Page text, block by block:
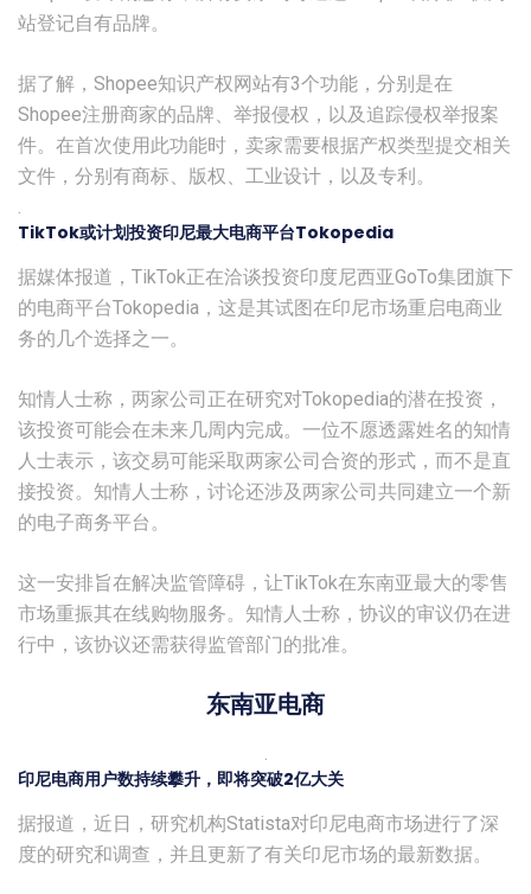
站登记自有品牌。
据了解，Shopee知识产权网站有3个功能，分别是在
Shopee注册商家的品牌、举报侵权，以及追踪侵权举报案
件。在首次使用此功能时，卖家需要根据产权类型提交相关
文件，分别有商标、版权、工业设计，以及专利。
.
TikTok或计划投资印尼最大电商平台Tokopedia
据媒体报道，TikTok正在洽谈投资印度尼西亚GoTo集团旗下
的电商平台Tokopedia，这是其试图在印尼市场重启电商业
务的几个选择之一。
知情人士称，两家公司正在研究对Tokopedia的潜在投资，
该投资可能会在未来几周内完成。一位不愿透露姓名的知情
人士表示，该交易可能采取两家公司合资的形式，而不是直
接投资。知情人士称，讨论还涉及两家公司共同建立一个新
的电子商务平台。
这一安排旨在解决监管障碍，让TikTok在东南亚最大的零售
市场重振其在线购物服务。知情人士称，协议的审议仍在进
行中，该协议还需获得监管部门的批准。
东南亚电商
.
印尼电商用户数持续攀升，即将突破2亿大关
据报道，近日，研究机构Statista对印尼电商市场进行了深
度的研究和调查，并且更新了有关印尼市场的最新数据。